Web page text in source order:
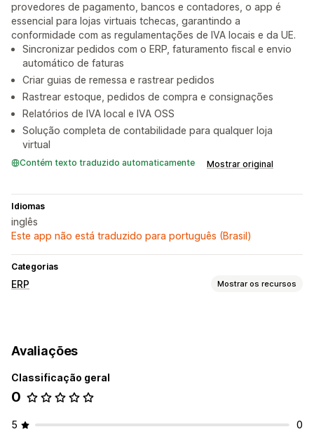
provedores de pagamento, bancos e contadores, o app é
essencial para lojas virtuais tchecas, garantindo a
conformidade com as regulamentações de IVA locais e da UE.
Sincronizar pedidos com o ERP, faturamento fiscal e envio
automático de faturas
Criar guias de remessa e rastrear pedidos
Rastrear estoque, pedidos de compra e consignações
Relatórios de IVA local e IVA OSS
Solução completa de contabilidade para qualquer loja
virtual
Contém texto traduzido automaticamente Mostrar original
Idiomas
inglês
Este app não está traduzido para português (Brasil)
Categorias
ERP Mostrar os recursos
Gestão de várias plataformas
Processamento de pedidos automatizado
Gestão de entregas
Sincronização de pedidos Contas de cliente
Avaliações
Classificação geral
0
5
0